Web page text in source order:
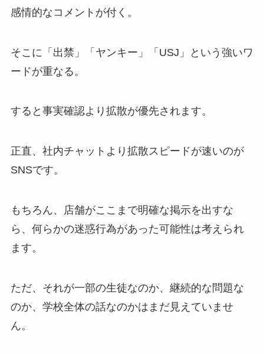
感情的なコメントが付く。
そこに「出禁」「ヤンキー」「USJ」という強いワ
ードが重なる。
すると事実確認より拡散が優先されます。
正直、社内チャットより拡散スピードが速いのが
SNSです。
もちろん、店舗がここまで明確な掲示を出すな
ら、何らかの迷惑行為があった可能性は考えられ
ます。
ただ、それが一部の生徒なのか、継続的な問題な
のか、学校全体の話なのかはまだ見えていませ
ん。